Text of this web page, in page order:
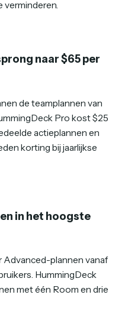
naar $65 per
de teamplannen van
Pro kost $25
actieplannen en
korting bij jaarlijkse
in het hoogste
Advanced-plannen vanaf
HummingDeck
met één Room en drie